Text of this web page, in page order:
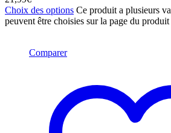
Choix des options Ce produit a plusieurs
peuvent être choisies sur la page du produit
Comparer